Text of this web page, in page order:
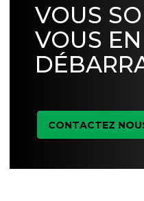
VOUS
VOUS EN
CONTACTEZ